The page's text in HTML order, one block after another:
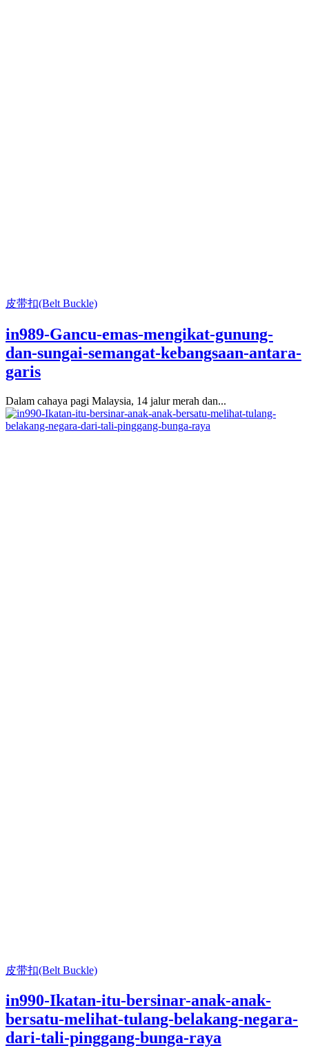
皮带扣(Belt Buckle)
in989-Gancu-emas-mengikat-gunung-
dan-sungai-semangat-kebangsaan-antara-
garis
Dalam cahaya pagi Malaysia, 14 jalur merah dan...
皮带扣(Belt Buckle)
in990-Ikatan-itu-bersinar-anak-anak-
bersatu-melihat-tulang-belakang-negara-
dari-tali-pinggang-bunga-raya